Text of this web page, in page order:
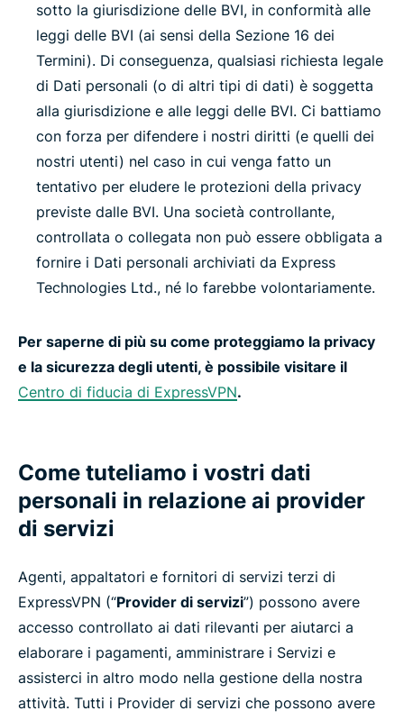
sotto la giurisdizione delle BVI, in conformità alle
leggi delle BVI (ai sensi della Sezione 16 dei
Termini). Di conseguenza, qualsiasi richiesta legale
di Dati personali (o di altri tipi di dati) è soggetta
alla giurisdizione e alle leggi delle BVI. Ci battiamo
con forza per difendere i nostri diritti (e quelli dei
nostri utenti) nel caso in cui venga fatto un
tentativo per eludere le protezioni della privacy
previste dalle BVI. Una società controllante,
controllata o collegata non può essere obbligata a
fornire i Dati personali archiviati da Express
Technologies Ltd., né lo farebbe volontariamente.
Per saperne di più su come proteggiamo la privacy
e la sicurezza degli utenti, è possibile visitare il
Centro di fiducia di ExpressVPN.
Come tuteliamo i vostri dati
personali in relazione ai provider
di servizi
Agenti, appaltatori e fornitori di servizi terzi di
ExpressVPN (“Provider di servizi”) possono avere
accesso controllato ai dati rilevanti per aiutarci a
elaborare i pagamenti, amministrare i Servizi e
assisterci in altro modo nella gestione della nostra
attività. Tutti i Provider di servizi che possono avere